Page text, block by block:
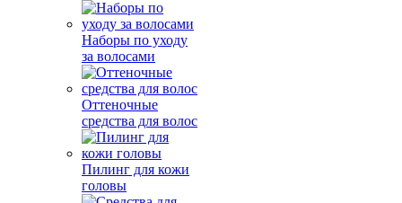
Наборы по уходу
за волосами
Оттеночные
средства для волос
Пилинг для кожи
головы